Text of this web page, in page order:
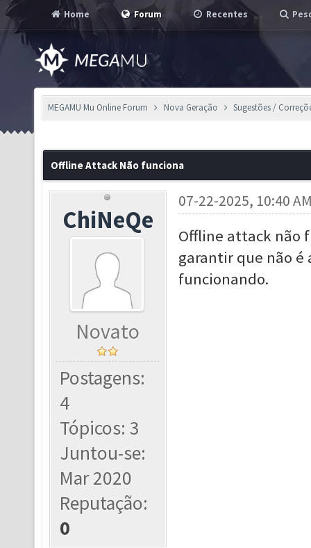
Home Forum Recentes
MEGAMU Mu Online Forum Nova Geração Sugestões /
Offline Attack Não funciona
ChiNeQe
Novato
Postagens:
4
Tópicos: 3
Juntou-se:
Mar 2020
Reputação:
0
07-22-2025, 10:40
Offline attack não
garantir que não é
funcionando.